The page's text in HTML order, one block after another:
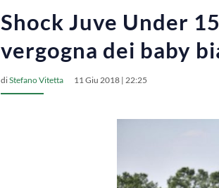
Shock Juve Under
vergogna dei baby
diStefano Vitetta 11 Giu 2018 | 22:25